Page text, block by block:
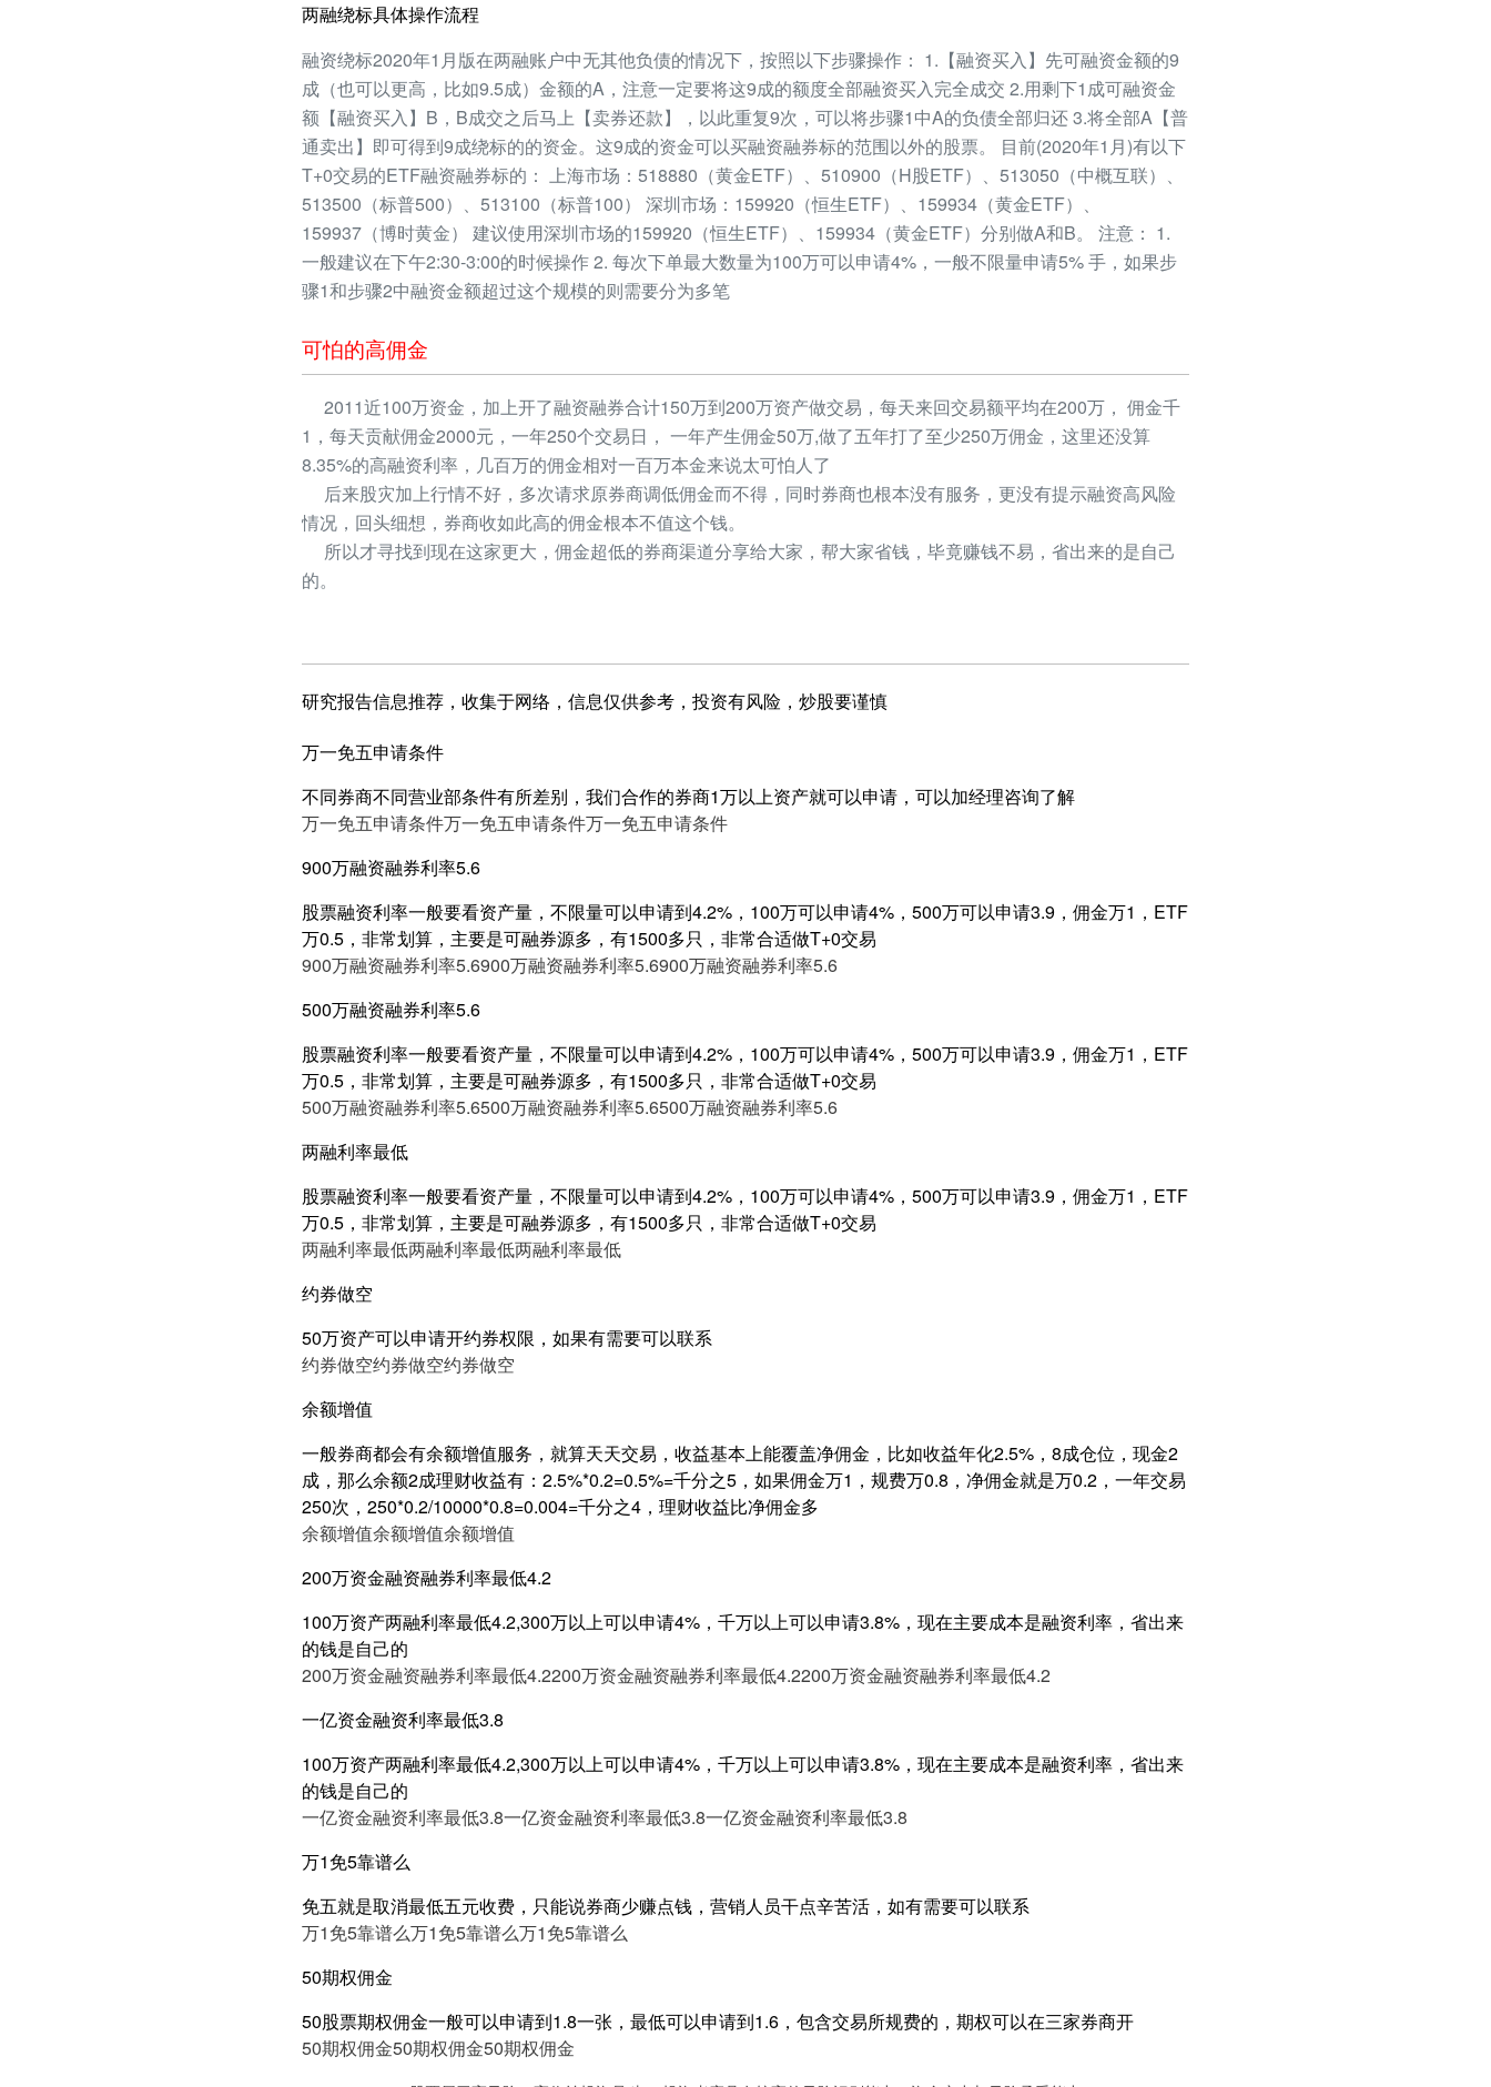
两融绕标具体操作流程
融资绕标2020年1月版在两融账户中无其他负债的情况下，按照以下步骤操作： 1.【融资买入】先可融资金额的9
成（也可以更高，比如9.5成）金额的A，注意一定要将这9成的额度全部融资买入完全成交 2.用剩下1成可融资金
额【融资买入】B，B成交之后马上【卖券还款】，以此重复9次，可以将步骤1中A的负债全部归还 3.将全部A【普
通卖出】即可得到9成绕标的的资金。这9成的资金可以买融资融券标的范围以外的股票。 目前(2020年1月)有以下
T+0交易的ETF融资融券标的： 上海市场：518880（黄金ETF）、510900（H股ETF）、513050（中概互联）、
513500（标普500）、513100（标普100） 深圳市场：159920（恒生ETF）、159934（黄金ETF）、
159937（博时黄金） 建议使用深圳市场的159920（恒生ETF）、159934（黄金ETF）分别做A和B。 注意： 1.
一般建议在下午2:30-3:00的时候操作 2. 每次下单最大数量为100万可以申请4%，一般不限量申请5% 手，如果步
骤1和步骤2中融资金额超过这个规模的则需要分为多笔
可怕的高佣金
2011近100万资金，加上开了融资融券合计150万到200万资产做交易，每天来回交易额平均在200万， 佣金千
1，每天贡献佣金2000元，一年250个交易日， 一年产生佣金50万,做了五年打了至少250万佣金，这里还没算
8.35%的高融资利率，几百万的佣金相对一百万本金来说太可怕人了
后来股灾加上行情不好，多次请求原券商调低佣金而不得，同时券商也根本没有服务，更没有提示融资高风险
情况，回头细想，券商收如此高的佣金根本不值这个钱。
所以才寻找到现在这家更大，佣金超低的券商渠道分享给大家，帮大家省钱，毕竟赚钱不易，省出来的是自己
的。
研究报告信息推荐，收集于网络，信息仅供参考，投资有风险，炒股要谨慎
万一免五申请条件
不同券商不同营业部条件有所差别，我们合作的券商1万以上资产就可以申请，可以加经理咨询了解
万一免五申请条件万一免五申请条件万一免五申请条件
900万融资融券利率5.6
股票融资利率一般要看资产量，不限量可以申请到4.2%，100万可以申请4%，500万可以申请3.9，佣金万1，ETF
万0.5，非常划算，主要是可融券源多，有1500多只，非常合适做T+0交易
900万融资融券利率5.6900万融资融券利率5.6900万融资融券利率5.6
500万融资融券利率5.6
股票融资利率一般要看资产量，不限量可以申请到4.2%，100万可以申请4%，500万可以申请3.9，佣金万1，ETF
万0.5，非常划算，主要是可融券源多，有1500多只，非常合适做T+0交易
500万融资融券利率5.6500万融资融券利率5.6500万融资融券利率5.6
两融利率最低
股票融资利率一般要看资产量，不限量可以申请到4.2%，100万可以申请4%，500万可以申请3.9，佣金万1，ETF
万0.5，非常划算，主要是可融券源多，有1500多只，非常合适做T+0交易
两融利率最低两融利率最低两融利率最低
约券做空
50万资产可以申请开约券权限，如果有需要可以联系
约券做空约券做空约券做空
余额增值
一般券商都会有余额增值服务，就算天天交易，收益基本上能覆盖净佣金，比如收益年化2.5%，8成仓位，现金2
成，那么余额2成理财收益有：2.5%*0.2=0.5%=千分之5，如果佣金万1，规费万0.8，净佣金就是万0.2，一年交易
250次，250*0.2/10000*0.8=0.004=千分之4，理财收益比净佣金多
余额增值余额增值余额增值
200万资金融资融券利率最低4.2
100万资产两融利率最低4.2,300万以上可以申请4%，千万以上可以申请3.8%，现在主要成本是融资利率，省出来
的钱是自己的
200万资金融资融券利率最低4.2200万资金融资融券利率最低4.2200万资金融资融券利率最低4.2
一亿资金融资利率最低3.8
100万资产两融利率最低4.2,300万以上可以申请4%，千万以上可以申请3.8%，现在主要成本是融资利率，省出来
的钱是自己的
一亿资金融资利率最低3.8一亿资金融资利率最低3.8一亿资金融资利率最低3.8
万1免5靠谱么
免五就是取消最低五元收费，只能说券商少赚点钱，营销人员干点辛苦活，如有需要可以联系
万1免5靠谱么万1免5靠谱么万1免5靠谱么
50期权佣金
50股票期权佣金一般可以申请到1.8一张，最低可以申请到1.6，包含交易所规费的，期权可以在三家券商开
50期权佣金50期权佣金50期权佣金